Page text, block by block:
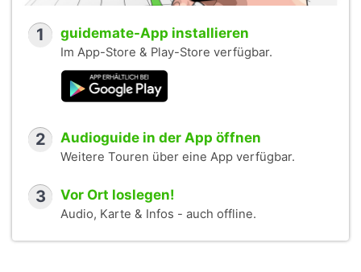
1 guidemate-App installieren
Im App-Store & Play-Store verfügbar.
2 Audioguide in der App öffnen
Weitere Touren über eine App verfügbar.
3 Vor Ort loslegen!
Audio, Karte & Infos - auch offline.